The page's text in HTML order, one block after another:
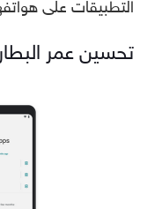
تحسين عمر